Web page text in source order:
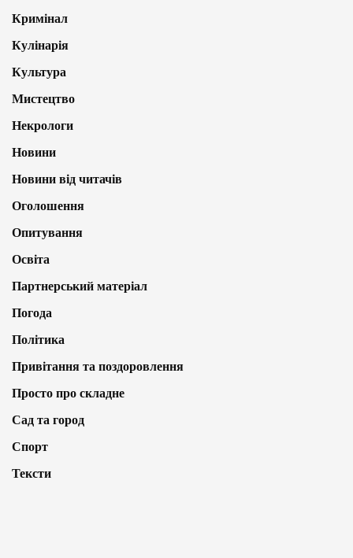
Кримінал
Кулінарія
Культура
Мистецтво
Некрологи
Новини
Новини від читачів
Оголошення
Опитування
Освіта
Партнерський матеріал
Погода
Політика
Привітання та поздоровлення
Просто про складне
Сад та город
Спорт
Тексти